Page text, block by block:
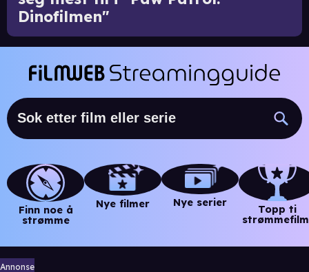
Dinofilmen"
Finn noe å
strømme
Nye filmer Nye serier
Topp ti
Annonse